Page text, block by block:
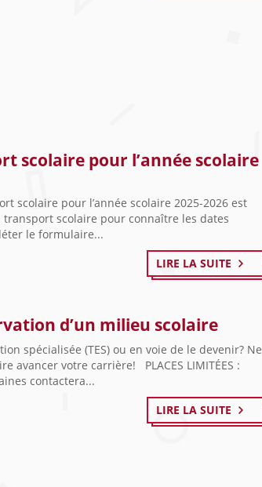
scolaire pour l’année scolaire
scolaire pour l’année scolaire 2025-2026 est
transport scolaire pour connaître les dates
le formulaire...
LIRE LA SUITE
d’un milieu scolaire
spécialisée (TES) ou en voie de le devenir? Ne
avancer votre carrière! PLACES LIMITÉES :
contactera...
LIRE LA SUITE